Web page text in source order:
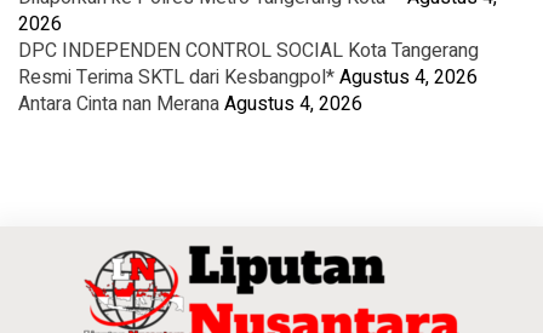
2026
DPC INDEPENDEN CONTROL SOCIAL Kota Tangerang
Resmi Terima SKTL dari Kesbangpol*Agustus 4, 2026
Antara Cinta nan MeranaAgustus 4, 2026